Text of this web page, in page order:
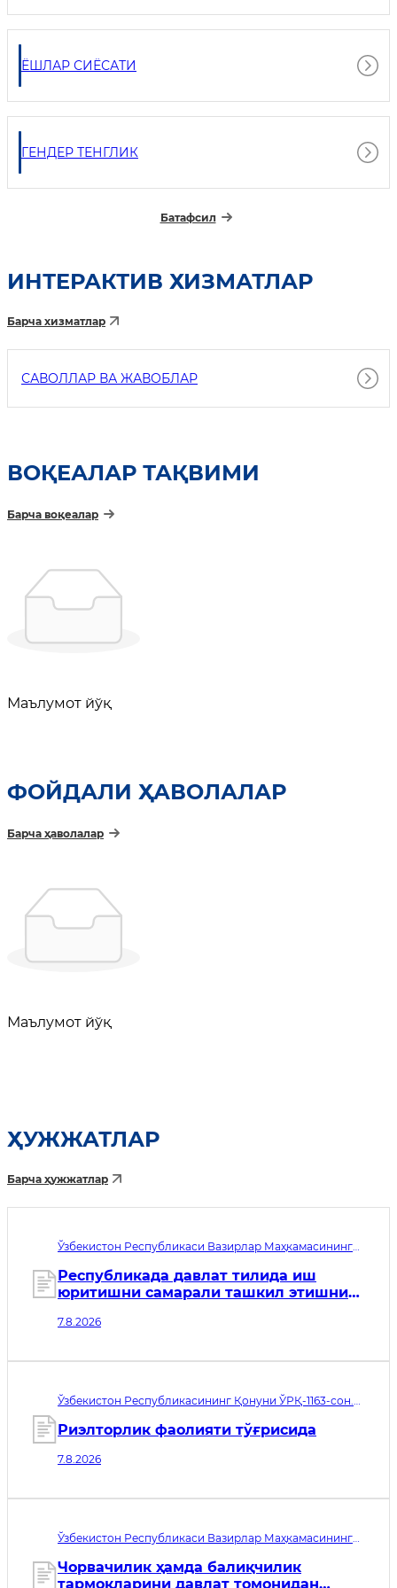
ЁШЛАР СИЁСАТИ
ГЕНДЕР ТЕНГЛИК
Батафсил
ИНТEРАКТИВ ХИЗМАТЛАР
Барча хизматлар
САВОЛЛАР ВА ЖАВОБЛАР
ВОҚЕАЛАР ТАҚВИМИ
Барча воқеалар
Маълумот йўқ
ФОЙДАЛИ ҲАВОЛАЛАР
Барча ҳаволалар
Маълумот йўқ
ҲУЖЖАТЛАР
Барча ҳужжатлар
Ўзбекистон Республикаси Вазирлар Маҳкамасининг
кириш санаси 07.08.2026
Республикада давлат тилида иш
юритишни самарали ташкил этишнинг
7.8.2026
Ўзбекистон Республикасининг Қонуни ЎРҚ-1163-сон.
08.11.2026
Риэлторлик фаолияти тўғрисида
7.8.2026
Ўзбекистон Республикаси Вазирлар Маҳкамасининг
кириш санаси 07.08.2026
Чорвачилик ҳамда балиқчилик
тармоқларини давлат томонидан